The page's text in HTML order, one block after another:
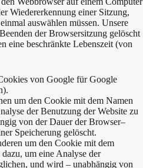
Wiedererkennung einer Sitzung,
auswählen müssen. Unsere
der Browsersitzung gelöscht
eine beschränkte Lebenszeit (von
von Google für Google
um den Cookie mit dem Namen
der Benutzung der Website zu
von der Dauer der Browser–
Speicherung gelöscht.
um den Cookie mit dem
um eine Analyse der
und wird – unabhängig von